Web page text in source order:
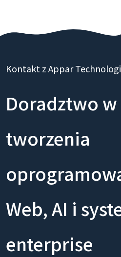
Kontakt z Appar
Doradztwo
tworzenia
Web, AI i
enterprise